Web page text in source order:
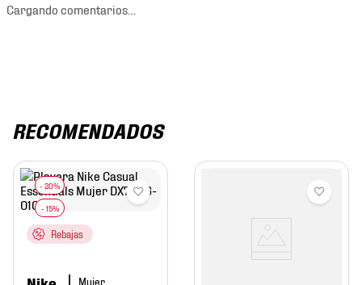
Cargando comentarios…
RECOMENDADOS
Rebajas
Mujer